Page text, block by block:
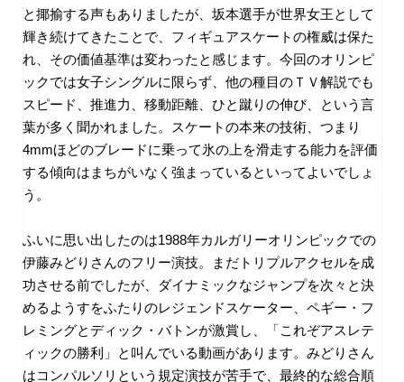
と揶揄する声もありましたが、坂本選手が世界女王として
輝き続けてきたことで、フィギュアスケートの権威は保た
れ、その価値基準は変わったと感じます。今回のオリンピ
ックでは女子シングルに限らず、他の種目のＴＶ解説でも
スピード、推進力、移動距離、ひと蹴りの伸び、という言
葉が多く聞かれました。スケートの本来の技術、つまり
4mmほどのブレードに乗って氷の上を滑走する能力を評価
する傾向はまちがいなく強まっているといってよいでしょ
う。
ふいに思い出したのは1988年カルガリーオリンピックでの
伊藤みどりさんのフリー演技。まだトリプルアクセルを成
功させる前でしたが、ダイナミックなジャンプを次々と決
めるようすをふたりのレジェンドスケーター、ペギー・フ
レミングとディック・バトンが激賞し、「これぞアスレテ
ィックの勝利」と叫んでいる動画があります。みどりさん
はコンパルソリという規定演技が苦手で、最終的な総合順